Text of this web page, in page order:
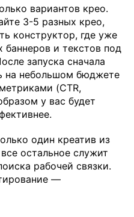
вариантов крео.
3-5 разных крео,
конструктор, где уже
баннеров и текстов под
запуска сначала
на небольшом бюджете
(CTR,
у вас будет
один креатив из
остальное служит
рабочей связки.
—